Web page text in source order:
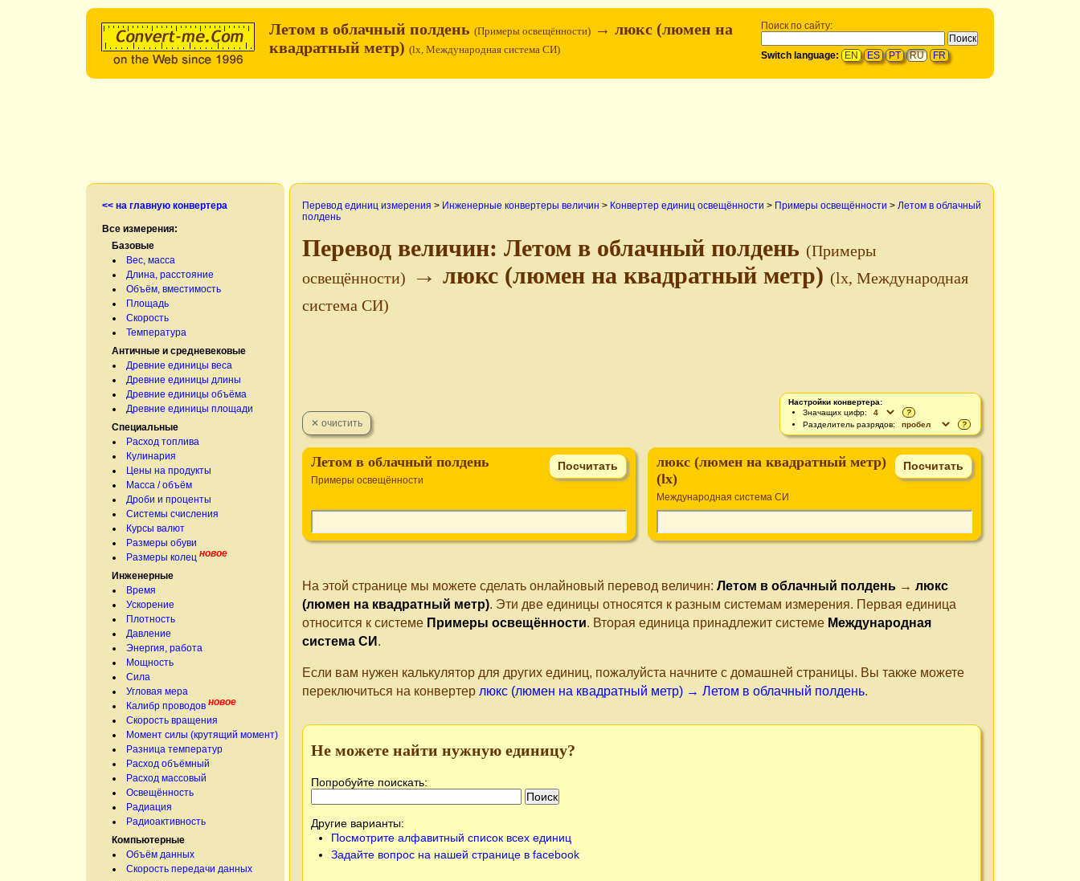
Поиск по сайту:
Switch language: EN ES PT RU FR
Летом в облачный полдень (Примеры освещённости) → люкс (люмен на
квадратный метр) (lx, Международная система СИ)
<< на главную конвертера
Все измерения:
Базовые
Вес, масса
Длина, расстояние
Объём, вместимость
Площадь
Скорость
Температура
Античные и средневековые
Древние единицы веса
Древние единицы длины
Древние единицы объёма
Древние единицы площади
Специальные
Расход топлива
Кулинария
Цены на продукты
Масса / объём
Дроби и проценты
Системы счисления
Курсы валют
Размеры обуви
Размеры колец новое
Инженерные
Время
Ускорение
Плотность
Давление
Энергия, работа
Мощность
Сила
Угловая мера
Калибр проводов новое
Скорость вращения
Момент силы (крутящий момент)
Разница температур
Расход объёмный
Расход массовый
Освещённость
Радиация
Радиоактивность
Компьютерные
Объём данных
Скорость передачи данных
Перевод единиц измерения > Инженерные конвертеры величин > Конвертер единиц освещённости > Примеры освещённости > Летом в облачный
полдень
Перевод величин: Летом в облачный полдень (Примеры
освещённости)
→ люкс (люмен на квадратный метр) (lx, Международная
система СИ)
Настройки конвертера:
Значащих цифр:
?
Разделитель разрядов:
?
Летом в облачный полдень
Примеры освещённости
люкс (люмен на квадратный метр)
(lx)
Международная система СИ
На этой странице мы можете сделать онлайновый перевод величин: Летом в облачный полдень → люкс
(люмен на квадратный метр). Эти две единицы относятся к разным системам измерения. Первая единица
относится к системе Примеры освещённости. Вторая единица принадлежит системе Международная
система СИ .
Если вам нужен калькулятор для других единиц, пожалуйста начните с домашней страницы. Вы также можете
переключиться на конвертер люкс (люмен на квадратный метр) → Летом в облачный полдень.
Не можете найти нужную единицу?
Попробуйте поискать:
Другие варианты:
Посмотрите алфавитный список всех единиц
Задайте вопрос на нашей странице в facebook